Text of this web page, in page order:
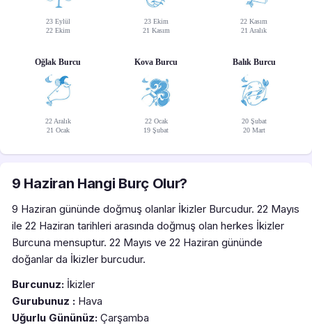
23 Eylül
22 Ekim
23 Ekim
21 Kasım
22 Kasım
21 Aralık
Oğlak Burcu
22 Aralık
21 Ocak
Kova Burcu
22 Ocak
19 Şubat
Balık Burcu
20 Şubat
20 Mart
9 Haziran Hangi Burç Olur?
9 Haziran gününde doğmuş olanlar İkizler Burcudur. 22 Mayıs
ile 22 Haziran tarihleri arasında doğmuş olan herkes İkizler
Burcuna mensuptur. 22 Mayıs ve 22 Haziran gününde
doğanlar da İkizler burcudur.
Burcunuz: İkizler
Gurubunuz : Hava
Uğurlu Gününüz: Çarşamba